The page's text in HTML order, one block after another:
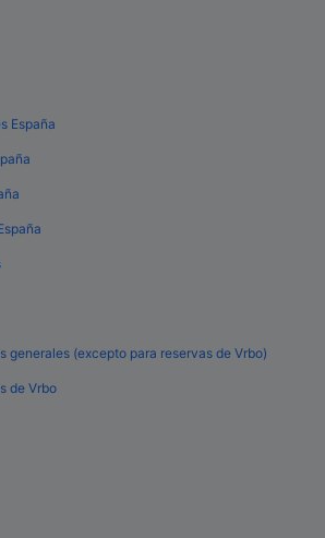
España
generales (excepto para reservas de Vrbo)
de Vrbo